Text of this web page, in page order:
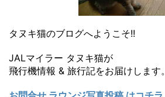
タヌキ猫のブログへようこそ!!
JALマイラー タヌキ猫が
飛行機情報 & 旅行記をお届けします。